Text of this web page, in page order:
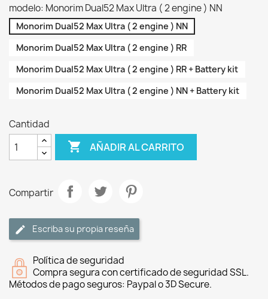
modelo: Monorim Dual52 Max Ultra ( 2 engine ) NN
Monorim Dual52 Max Ultra ( 2 engine ) NN
Monorim Dual52 Max Ultra ( 2 engine ) RR
Monorim Dual52 Max Ultra ( 2 engine ) RR + Battery kit
Monorim Dual52 Max Ultra ( 2 engine ) NN + Battery kit
Cantidad
 AÑADIR AL CARRITO
Compartir
Escriba su propia reseña
Política de seguridad
Compra segura con certificado de seguridad SSL.
Métodos de pago seguros: Paypal o 3D Secure.